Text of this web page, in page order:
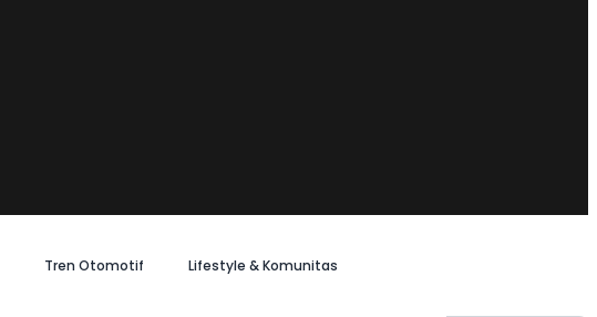
Tren Otomotif Lifestyle & Komunitas